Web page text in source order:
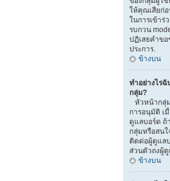
ให้คุณเสียก่อ
ในการเข้าร่
รบกวน
ปฏิเสธคำข
ประการ.
ข้างบน
ทำอย่างไรฉั
กลุ่ม?
หัวหน้ากลุ่
การอนุมัติ เ
ดูแลบอร์ด ถ้
กลุ่มหรือสน
ติดต่อผู้ดูแล
ส่วนตัวถงผู้
ข้างบน